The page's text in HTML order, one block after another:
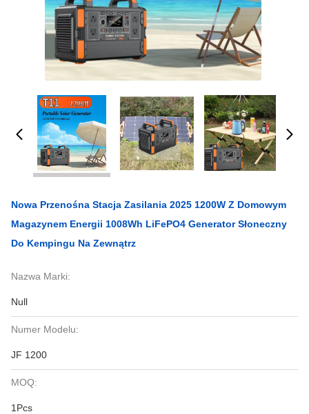
Nowa Przenośna Stacja Zasilania 2025 1200W Z Domowym
Magazynem Energii 1008Wh LiFePO4 Generator Słoneczny
Do Kempingu Na Zewnątrz
Nazwa Marki:
Null
Numer Modelu:
JF 1200
MOQ:
1Pcs